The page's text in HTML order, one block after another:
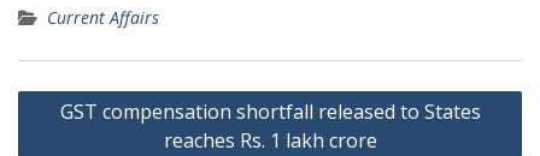
Current Affairs
Post
navigation
GST compensation shortfall released to States
reaches Rs. 1 lakh crore